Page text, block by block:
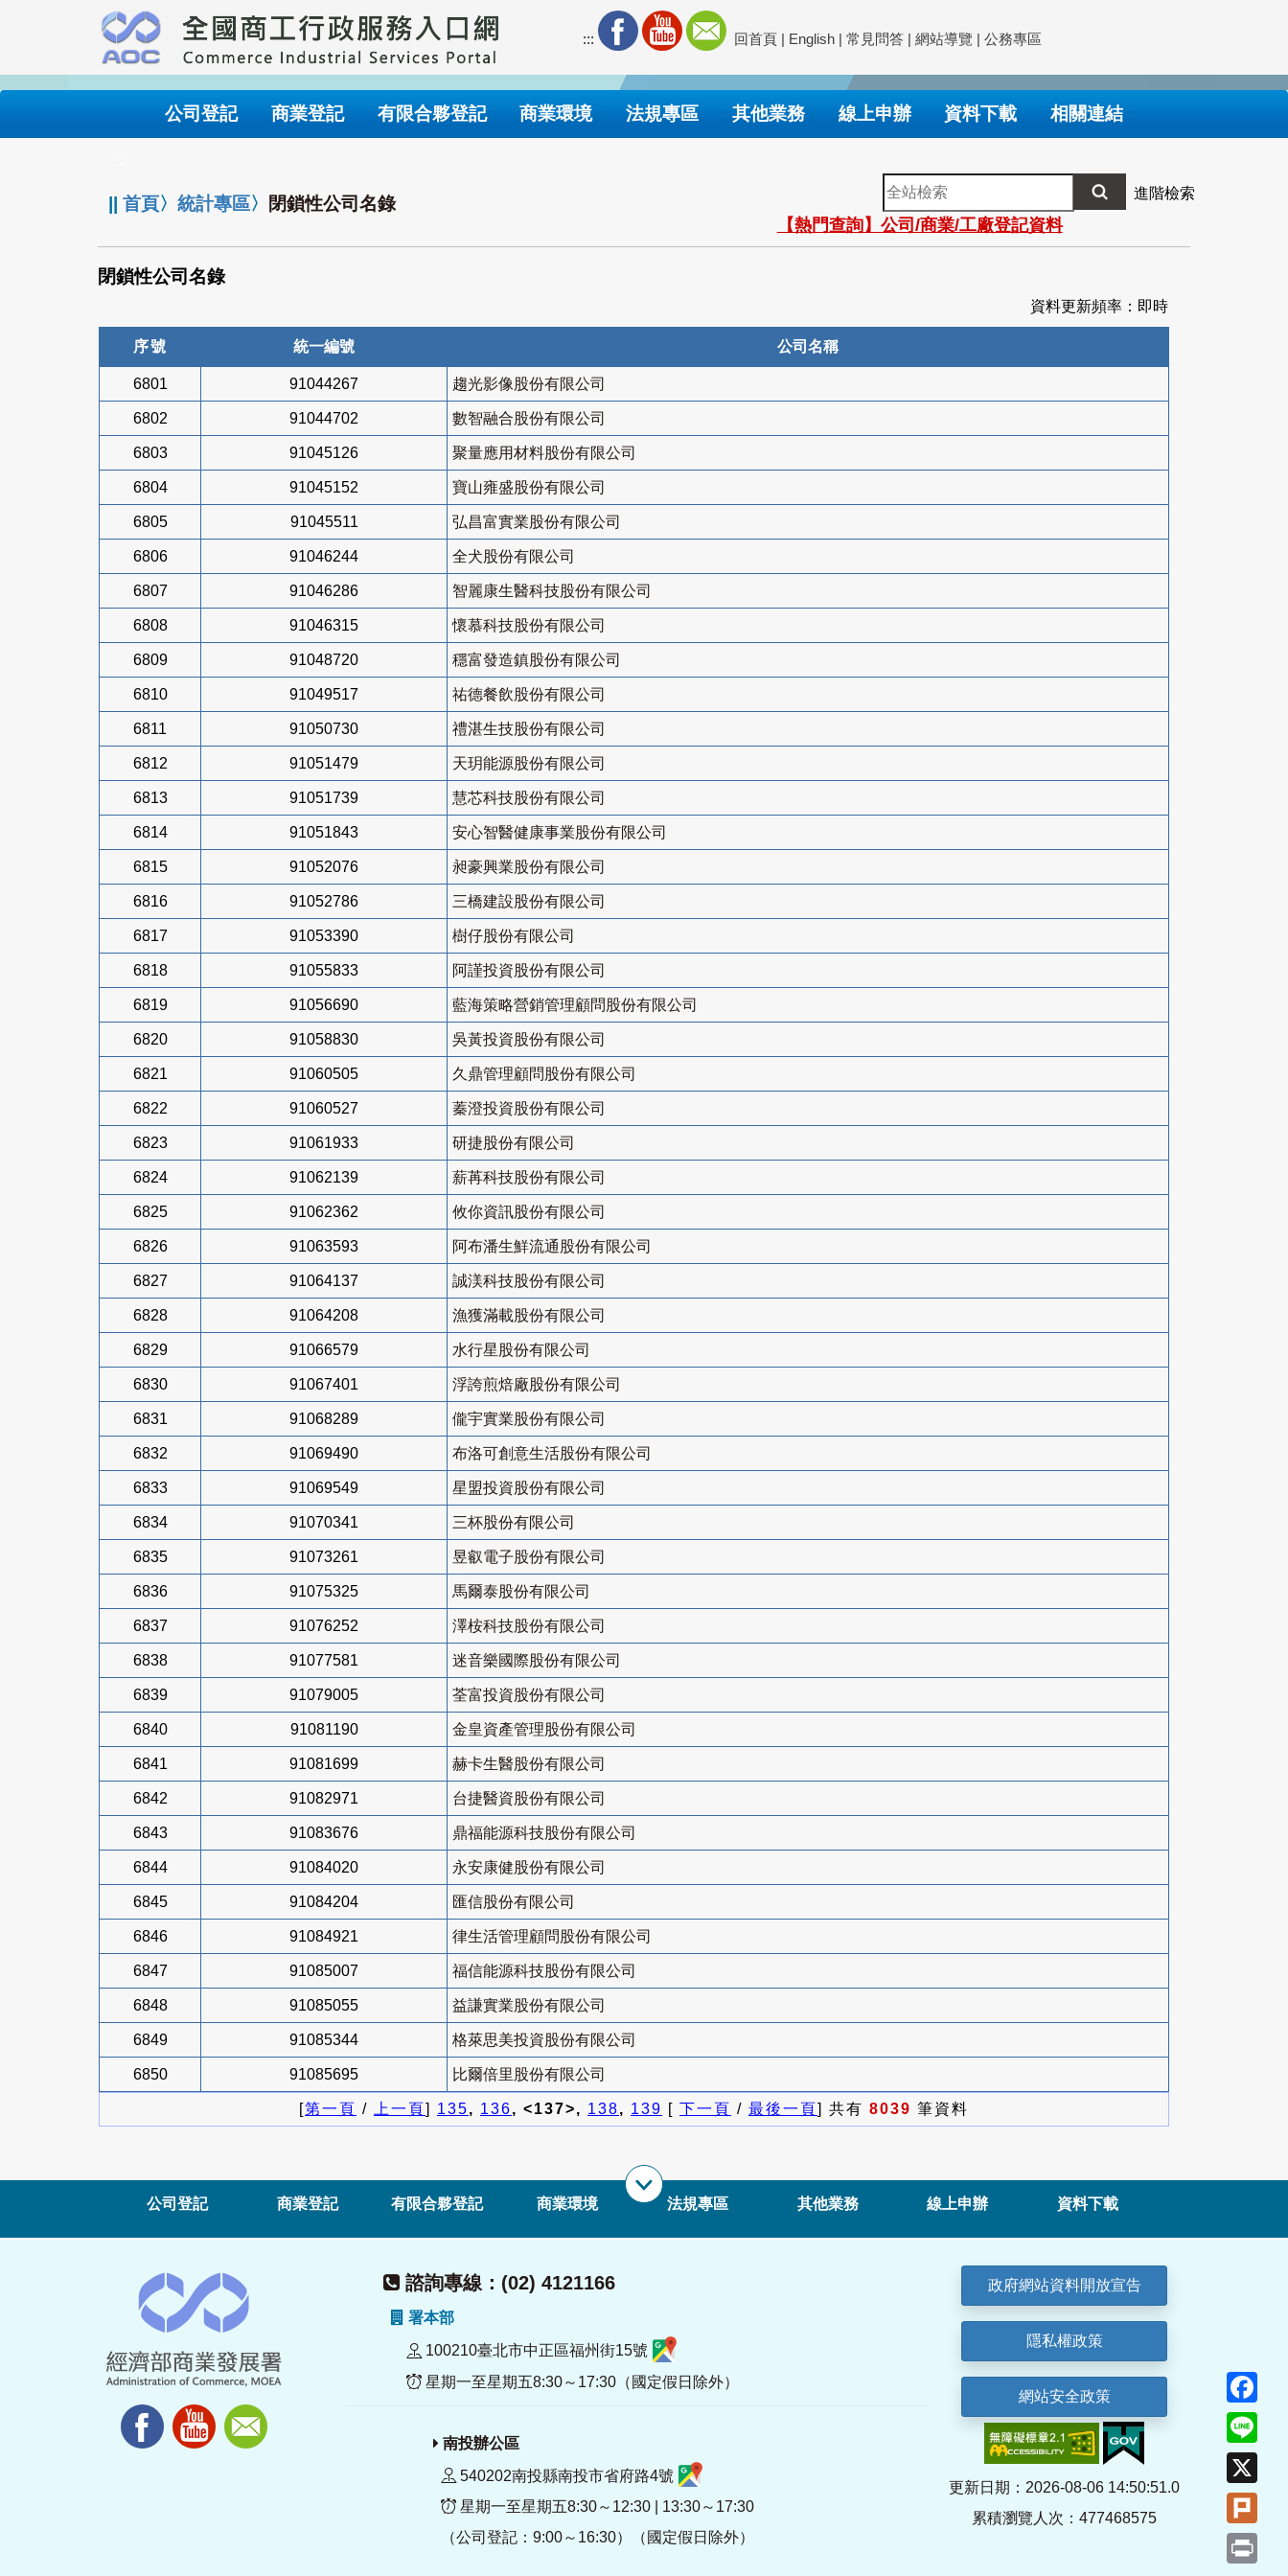
要
內
::: 回首頁 | English | 常見問答 | 網站導覽 | 公務專區
公司登記 商業登記 有限合夥登記 商業環境 法規專區 其他業務 線上申辦 資料下載 相關連結
||首頁〉統計專區〉 閉鎖性公司名錄
全
站
檢
索
進階檢索
【熱門查詢】公司/商業/工廠登記資料
閉鎖性公司名錄
資料更新頻率：即時
序號 統一編號 公司名稱
6801 91044267 趨光影像股份有限公司
6802 91044702 數智融合股份有限公司
6803 91045126 聚量應用材料股份有限公司
6804 91045152 寶山雍盛股份有限公司
6805 91045511 弘昌富實業股份有限公司
6806 91046244 全犬股份有限公司
6807 91046286 智麗康生醫科技股份有限公司
6808 91046315 懷慕科技股份有限公司
6809 91048720 穩富發造鎮股份有限公司
6810 91049517 祐德餐飲股份有限公司
6811 91050730 禮湛生技股份有限公司
6812 91051479 天玥能源股份有限公司
6813 91051739 慧芯科技股份有限公司
6814 91051843 安心智醫健康事業股份有限公司
6815 91052076 昶豪興業股份有限公司
6816 91052786 三橋建設股份有限公司
6817 91053390 樹仔股份有限公司
6818 91055833 阿謹投資股份有限公司
6819 91056690 藍海策略營銷管理顧問股份有限公司
6820 91058830 吳黃投資股份有限公司
6821 91060505 久鼎管理顧問股份有限公司
6822 91060527 蓁澄投資股份有限公司
6823 91061933 研捷股份有限公司
6824 91062139 薪苒科技股份有限公司
6825 91062362 攸你資訊股份有限公司
6826 91063593 阿布潘生鮮流通股份有限公司
6827 91064137 誠渼科技股份有限公司
6828 91064208 漁獲滿載股份有限公司
6829 91066579 水行星股份有限公司
6830 91067401 浮誇煎焙廠股份有限公司
6831 91068289 儱宇實業股份有限公司
6832 91069490 布洛可創意生活股份有限公司
6833 91069549 星盟投資股份有限公司
6834 91070341 三杯股份有限公司
6835 91073261 昱叡電子股份有限公司
6836 91075325 馬爾泰股份有限公司
6837 91076252 澤桉科技股份有限公司
6838 91077581 迷音樂國際股份有限公司
6839 91079005 荃富投資股份有限公司
6840 91081190 金皇資產管理股份有限公司
6841 91081699 赫卡生醫股份有限公司
6842 91082971 台捷醫資股份有限公司
6843 91083676 鼎福能源科技股份有限公司
6844 91084020 永安康健股份有限公司
6845 91084204 匯信股份有限公司
6846 91084921 律生活管理顧問股份有限公司
6847 91085007 福信能源科技股份有限公司
6848 91085055 益謙實業股份有限公司
6849 91085344 格萊思美投資股份有限公司
6850 91085695 比爾倍里股份有限公司
[第一頁 / 上一頁] 135, 136, <137>, 138, 139 [ 下一頁 / 最後一頁] 共有 8039 筆資料
公司登記 商業登記 有限合夥登記 商業環境 法規專區 其他業務 線上申辦 資料下載
諮詢專線：(02) 4121166
署本部
100210臺北市中正區福州街15號
星期一至星期五8:30～17:30（國定假日除外）
南投辦公區
540202南投縣南投市省府路4號
星期一至星期五8:30～12:30 | 13:30～17:30
（公司登記：9:00～16:30）（國定假日除外）
政府網站資料開放宣告
隱私權政策
網站安全政策
更新日期：2026-08-06 14:50:51.0
累積瀏覽人次：477468575